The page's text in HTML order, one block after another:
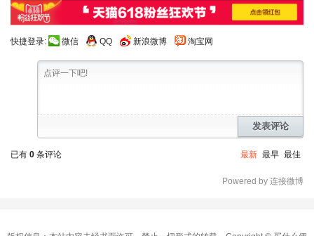
快捷登录: 微信 QQ 新浪微博 淘宝网
发表评论
已有 0 条评论 最新 最早 最佳
Powered by 连接微博